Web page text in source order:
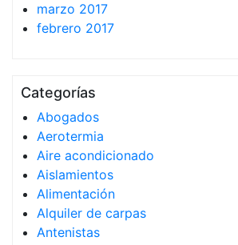
marzo 2017
febrero 2017
Categorías
Abogados
Aerotermia
Aire acondicionado
Aislamientos
Alimentación
Alquiler de carpas
Antenistas